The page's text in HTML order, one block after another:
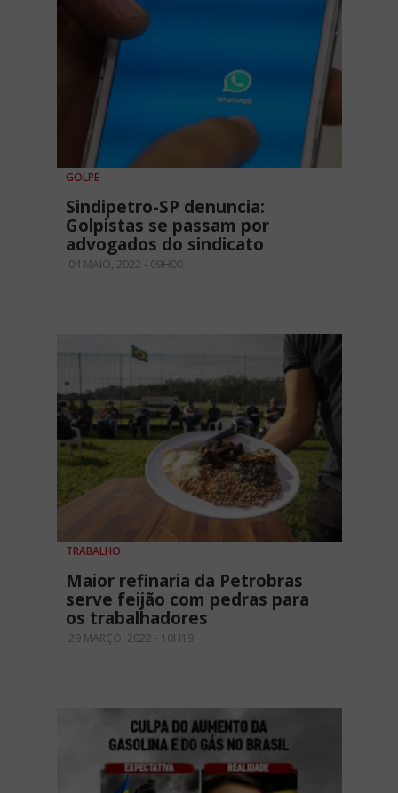
GOLPE
Sindipetro-SP denuncia:
Golpistas se passam por
advogados do sindicato
04 MAIO, 2022 - 09H00
TRABALHO
Maior refinaria da Petrobras
serve feijão com pedras para
os trabalhadores
29 MARÇO, 2022 - 10H19